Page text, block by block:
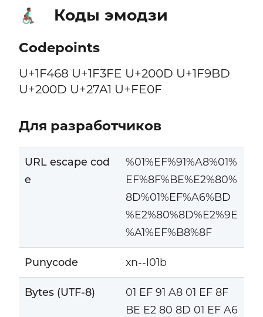
👨🏾‍🦽‍➡️ Коды эмодзи
Codepoints
U+1F468 U+1F3FE U+200D U+1F9BD
U+200D U+27A1 U+FE0F
Для разработчиков
URL escape cod
e
%01%EF%91%A8%01%
EF%8F%BE%E2%80%
8D%01%EF%A6%BD
%E2%80%8D%E2%9E
%A1%EF%B8%8F
Punycode xn--l01b
Bytes (UTF-8)
01 EF 91 A8 01 EF 8F
BE E2 80 8D 01 EF A6